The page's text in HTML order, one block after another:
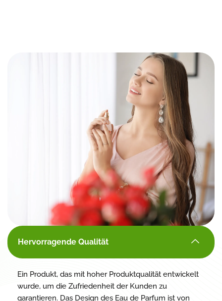
Hervorragende Qualität
Ein Produkt, das mit hoher Produktqualität entwickelt
wurde, um die Zufriedenheit der Kunden zu
garantieren. Das Design des Eau de Parfum ist von